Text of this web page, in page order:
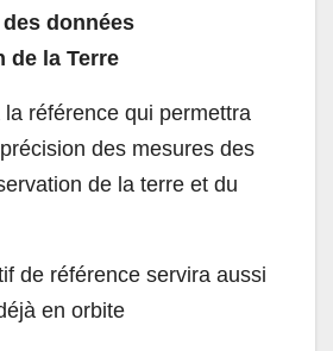
des données
de la Terre
référence qui permettra
des mesures des
de la terre et du
de référence servira aussi
en orbite